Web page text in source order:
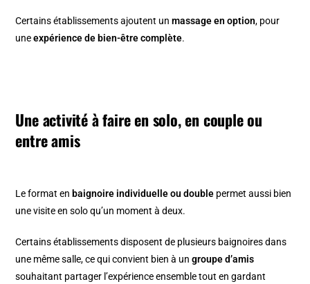
Certains établissements ajoutent unmassage en option, pour
uneexpérience de bien-être complète.
Une activité à faire en solo, en couple ou
entre amis
Le format en baignoire individuelle ou double permet aussi bien
une visite en solo qu’un moment à deux.
Certains établissements disposent de plusieurs baignoires dans
une même salle, ce qui convient bien à ungroupe d’amis
souhaitant partager l’expérience ensemble tout en gardant